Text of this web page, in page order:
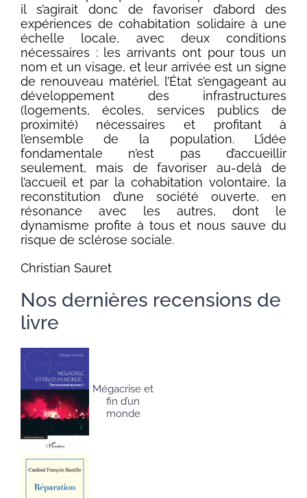
il s’agirait donc de favoriser d’abord des
expériences de cohabitation solidaire à une
échelle locale, avec deux conditions
nécessaires : les arrivants ont pour tous un
nom et un visage, et leur arrivée est un signe
de renouveau matériel, l’État s’engageant au
développement des infrastructures
(logements, écoles, services publics de
proximité) nécessaires et profitant à
l’ensemble de la population. L’idée
fondamentale n’est pas d’accueillir
seulement, mais de favoriser au-delà de
l’accueil et par la cohabitation volontaire, la
reconstitution d’une société ouverte, en
résonance avec les autres, dont le
dynamisme profite à tous et nous sauve du
risque de sclérose sociale.
Christian Sauret
Nos dernières recensions de
livre
Mégacrise et
fin d’un
monde